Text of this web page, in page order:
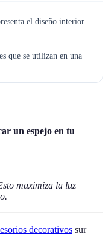
el diseño interior.
que se utilizan en una
un espejo en tu
maximiza la luz
decorativos sur